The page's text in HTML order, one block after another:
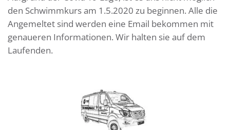
den Schwimmkurs am 1.5.2020 zu beginnen. Alle die
Angemeltet sind werden eine Email bekommen mit
genaueren Informationen. Wir halten sie auf dem
Laufenden.